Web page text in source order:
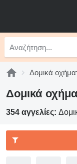
Δομικά
Δομικά
354 αγγελίες: